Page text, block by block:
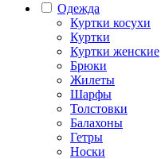
Одежда
Куртки косухи
Куртки
Куртки женские
Брюки
Жилеты
Шарфы
Толстовки
Балахоны
Гетры
Носки